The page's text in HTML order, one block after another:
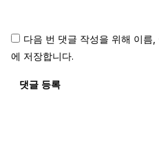
다음 번 댓글 작성을 위해 이름
에 저장합니다.
댓글 등록